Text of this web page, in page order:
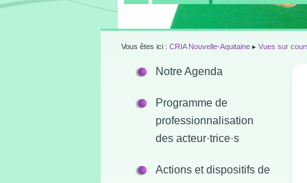
Vous êtes ici : CRIA Nouvelle-Aquitaine ▸ Vues sur
Notre Agenda
Programme de
professionnalisation
des acteur·trice·s
Actions et dispositifs de